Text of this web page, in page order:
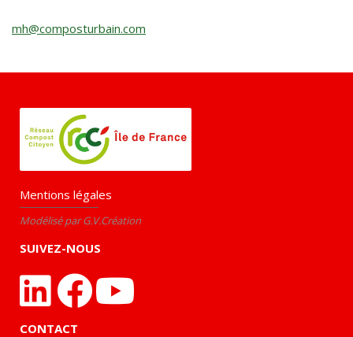
mh@composturbain.com
Mentions légales
Modélisé par G.V.Création
SUIVEZ-NOUS
CONTACT